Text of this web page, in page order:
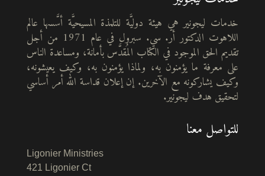
خدمات ليجونير هي هيئة دوليَّة للتلمذة المسيحيَّة أسَّسها عالم
اللاهوت الدكتور أر. سي. سبرول في عام 1971 من أجل
تقديم الحق الموجود في الكتاب المُقدَّس بأمانة، ومساعدة الناس
على معرفة ما يؤمنون به، ولماذا يؤمنون به، وكيف يعيشونه،
وكيف يشاركونه مع الآخرين. إن إعلان قداسة الله أمر أساسي
لتحقيق هدف ليجونير.
للتواصل معنا
Ligonier Ministries
421 Ligonier Ct